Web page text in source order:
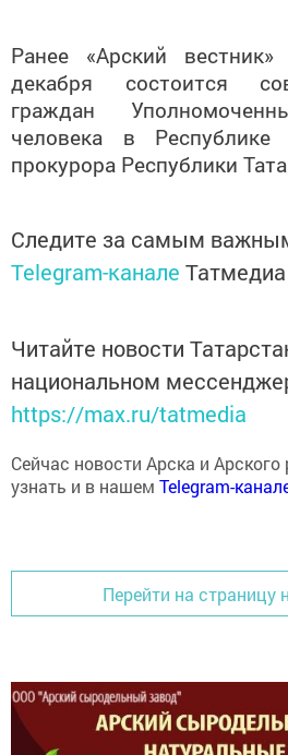
Ранее «Арский
декабря состоится
граждан
человека в
прокурора Республики
Следите за самым
Telegram-канале Татмедиа
Читайте новости
национальном
https://max.ru/tatmedia
Сейчас новости Арска и
узнать и в нашем Telegram-
Перейти на страницу